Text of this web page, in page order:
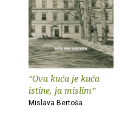
“Ova kuća je kuća
istine, ja mislim”
Mislava Bertoša